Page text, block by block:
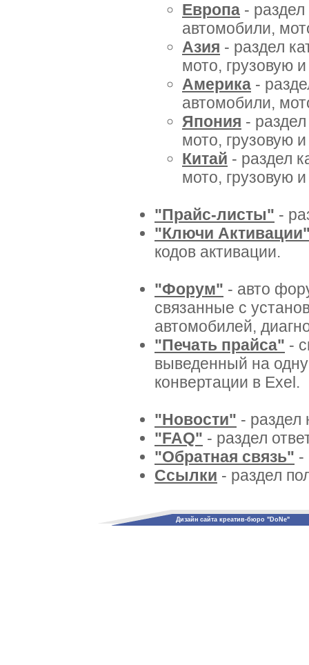
Европа -
автомобили,
Азия - раздел
мото, грузовую
Америка -
автомобили,
Япония -
мото, грузовую
Китай - раздел
мото, грузовую
"Прайс-листы" -
"Ключи
кодов активации.
"Форум" - авто
связанные с
автомобилей,
"Печать прайса" -
выведенный на
конвертации в Exel.
"Новости" - раздел
"FAQ" - раздел
"Обратная связь" -
Ссылки - раздел
Дизайн сайта креатив-бюро "DoNe"